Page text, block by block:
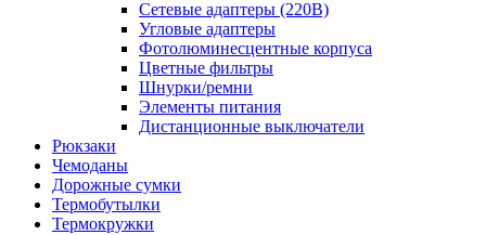
Сетевые адаптеры (220В)
Угловые адаптеры
Фотолюминесцентные корпуса
Цветные фильтры
Шнурки/ремни
Элементы питания
Дистанционные выключатели
Рюкзаки
Чемоданы
Дорожные сумки
Термобутылки
Термокружки